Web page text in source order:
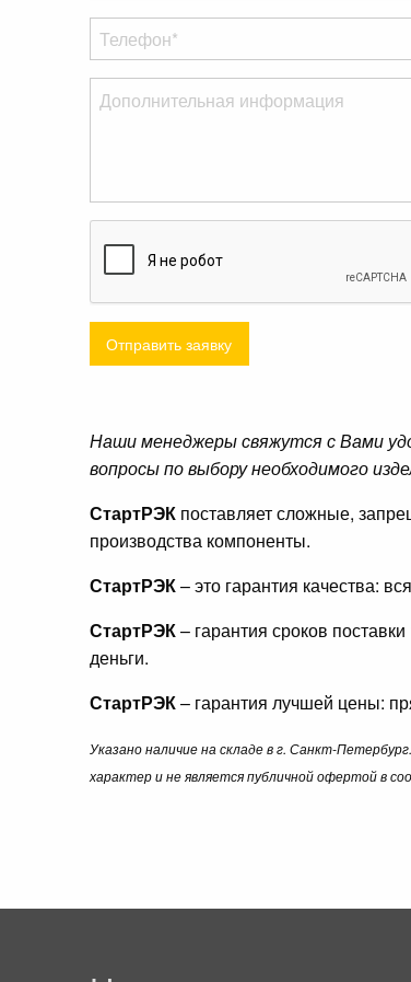
Отправить заявку
Наши менеджеры свяжутся с Вами
вопросы по выбору необходимого
СтартРЭК поставляет сложные,
производства компоненты.
СтартРЭК– это гарантия качества:
СтартРЭК– гарантия сроков
деньги.
СтартРЭК– гарантия лучшей цены:
Указано наличие на складе в г. Санкт-
характер и не является публичной офертой в